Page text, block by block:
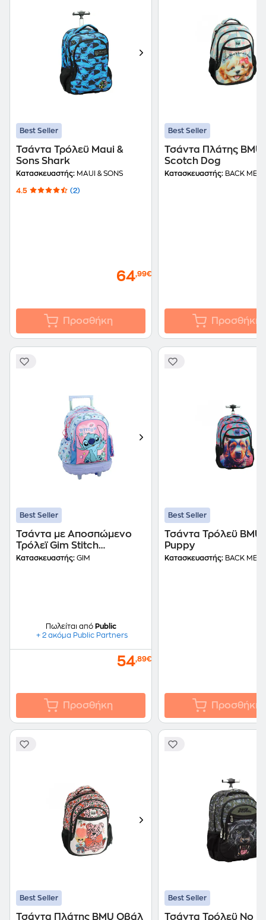
Best Seller
Τσάντα Τρόλεϋ Maui &
Sons Shark
Κατασκευαστής: MAUI & SONS
4.5 (2)
64,99€
Προσθήκη
Best Seller
Τσάντα Πλάτης
Scotch Dog
Κατασκευαστής: BACK ME
Προσθήκη
Best Seller
Τσάντα με Αποσπώμενο
Τρόλεϊ Gim Stitch
Scrapbook
Κατασκευαστής: GIM
Πωλείται από Public
+ 2 ακόμα Public Partners
54,89€
Προσθήκη
Best Seller
Τσάντα Τρόλεϋ BMU
Puppy
Κατασκευαστής: BACK ME
Προσθήκη
Best Seller
Τσάντα Πλάτης BMU Οβάλ
Best Seller
Τσάντα Τρόλεϋ No